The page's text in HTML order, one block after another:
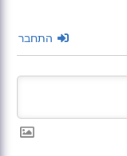
התחבר